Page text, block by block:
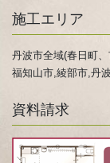
施工エリア
丹波市全域(春日町
福知山市,綾部市,丹
資料請求